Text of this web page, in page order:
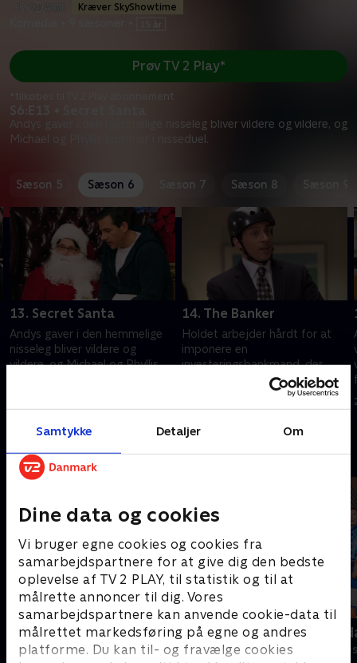
Samtykke Detaljer Om
Dine data og cookies
Vi bruger egne cookies og cookies fra
samarbejdspartnere for at give dig den bedste
oplevelse af TV 2 PLAY, til statistik og til at
målrette annoncer til dig. Vores
samarbejdspartnere kan anvende cookie-data til
målrettet markedsføring på egne og andres
platforme. Du kan til- og fravælge cookies
Kræver SkyShowtime
S6:E13 • Secret Santa
Andys gaver i den hemmelige nisseleg bliver vildere og vildere, og
Michael og Phyllis kommer i nisseduel.
Prøv TV 2 Play*
*tilkøbes til TV 2 Play abonnement
Sæson 5 Sæson 6 Sæson 7 Sæson 8 Sæson 9
13. Secret Santa
Andys gaver i den hemmelige
nisseleg bliver vildere og
vildere, og Michael og Phyllis
14. The Banker
Holdet arbejder hårdt for at
imponere en
investeringsbankmand, der
Andre så også
Anstalten
Komedie • 1 sæsoner
Robssons
Komedie • 1